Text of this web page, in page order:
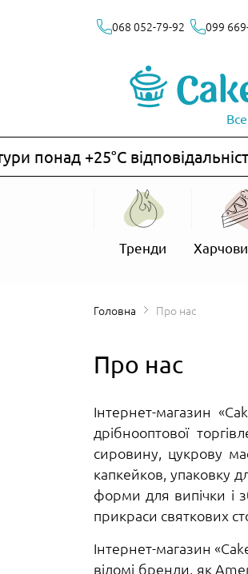
068 052-79-92 099
+25°C
Тренди
Головна Про нас
Про нас
Інтернет-магазин
дрібнооптової
сировину, цукрову
капкейков, упаковку
форми для випічки і
прикраси святкових
Інтернет-магазин
відомі бренди, як